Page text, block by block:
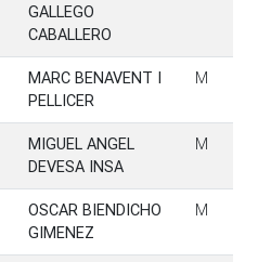
GALLEGO
CABALLERO
MARC BENAVENT I
PELLICER
M
MIGUEL ANGEL
DEVESA INSA
M
OSCAR BIENDICHO
GIMENEZ
M